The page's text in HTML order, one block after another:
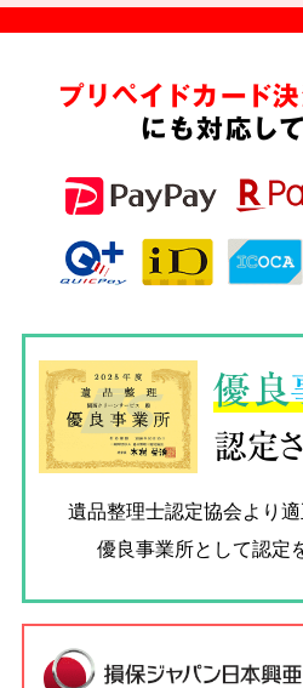
プリペイドカード
にも対応し
優良
認定
遺品整理士認定協会より
優良事業所として認定